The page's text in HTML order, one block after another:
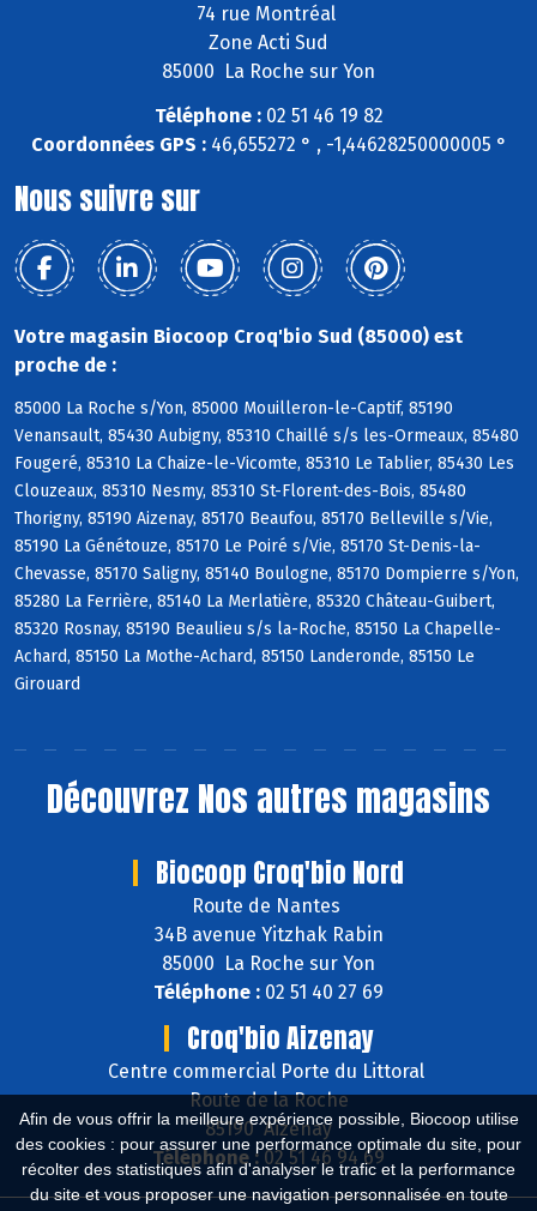
Afin de vous offrir la meilleure expérience possible, Biocoop utilise
des cookies : pour assurer une performance optimale du site, pour
récolter des statistiques afin d'analyser le trafic et la performance
du site et vous proposer une navigation personnalisée en toute
74 rue Montréal
Zone Acti Sud
85000 La Roche sur Yon
Téléphone :02 51 46 19 82
Coordonnées GPS :46,655272 ° , -1,44628250000005 °
Nous suivre sur
Votre magasin Biocoop Croq'bio Sud (85000) est
proche de :
85000 La Roche s/Yon, 85000 Mouilleron-le-Captif, 85190
Venansault, 85430 Aubigny, 85310 Chaillé s/s les-Ormeaux, 85480
Fougeré, 85310 La Chaize-le-Vicomte, 85310 Le Tablier, 85430 Les
Clouzeaux, 85310 Nesmy, 85310 St-Florent-des-Bois, 85480
Thorigny, 85190 Aizenay, 85170 Beaufou, 85170 Belleville s/Vie,
85190 La Génétouze, 85170 Le Poiré s/Vie, 85170 St-Denis-la-
Chevasse, 85170 Saligny, 85140 Boulogne, 85170 Dompierre s/Yon,
85280 La Ferrière, 85140 La Merlatière, 85320 Château-Guibert,
85320 Rosnay, 85190 Beaulieu s/s la-Roche, 85150 La Chapelle-
Achard, 85150 La Mothe-Achard, 85150 Landeronde, 85150 Le
Girouard
Découvrez Nos autres magasins
Biocoop Croq'bio Nord
Route de Nantes
34B avenue Yitzhak Rabin
85000 La Roche sur Yon
Téléphone : 02 51 40 27 69
Croq'bio Aizenay
Centre commercial Porte du Littoral
Route de la Roche
85190 Aizenay
Téléphone :02 51 46 94 69